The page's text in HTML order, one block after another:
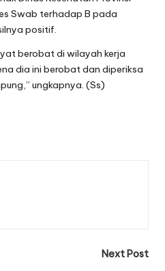
Swab terhadap B pada
positif.
berobat di wilayah kerja
dia ini berobat dan diperiksa
ungkapnya. (Ss)
Next Post